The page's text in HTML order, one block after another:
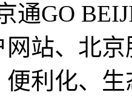
通GO
网站、北
便利化、